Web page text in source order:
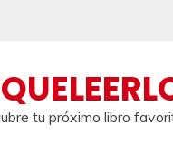
tu próximo libro